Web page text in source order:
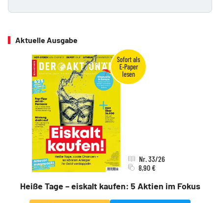
Aktuelle Ausgabe
Heiße Tage – eiskalt kaufen: 5 Aktien im Fokus
Nr. 33/26
8,90 €